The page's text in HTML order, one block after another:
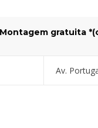
gratuita
Av.